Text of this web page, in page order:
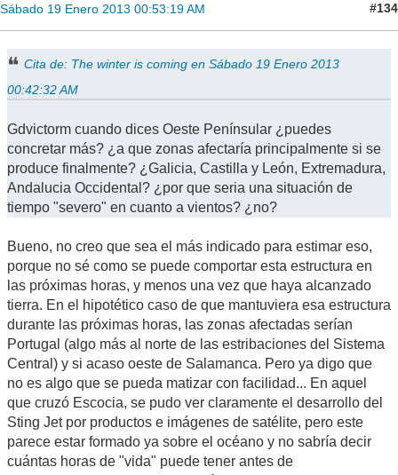
Sábado 19 Enero 2013 00:53:19 AM #134
Cita de: The winter is coming en Sábado 19 Enero 2013
00:42:32 AM
Gdvictorm cuando dices Oeste Penínsular ¿puedes
concretar más? ¿a que zonas afectaría principalmente si se
produce finalmente? ¿Galicia, Castilla y León, Extremadura,
Andalucia Occidental? ¿por que seria una situación de
tiempo "severo" en cuanto a vientos? ¿no?
Bueno, no creo que sea el más indicado para estimar eso,
porque no sé como se puede comportar esta estructura en
las próximas horas, y menos una vez que haya alcanzado
tierra. En el hipotético caso de que mantuviera esa estructura
durante las próximas horas, las zonas afectadas serían
Portugal (algo más al norte de las estribaciones del Sistema
Central) y si acaso oeste de Salamanca. Pero ya digo que
no es algo que se pueda matizar con facilidad... En aquel
que cruzó Escocia, se pudo ver claramente el desarrollo del
Sting Jet por productos e imágenes de satélite, pero este
parece estar formado ya sobre el océano y no sabría decir
cuántas horas de "vida" puede tener antes de